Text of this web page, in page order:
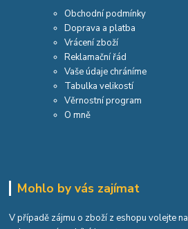
Obchodní podmínky
Doprava a platba
Vrácení zboží
Reklamační řád
Vaše údaje chráníme
Tabulka velikostí
Věrnostní program
O mně
Mohlo by vás zajímat
V případě zájmu o zboží z eshopu volejte na